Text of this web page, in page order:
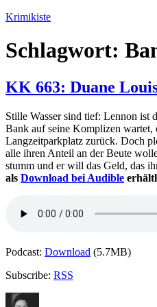
Zum
springen
Krimikiste
Schlagwort:
KK 663: Duane
Stille Wasser sind tief: Lennon ist
Bank auf seine Komplizen wartet,
Langzeitparkplatz zurück. Doch
alle ihren Anteil an der Beute
stumm und er will das Geld, das
als Download bei Audible
Podcast: Download (5.7MB)
Subscribe: RSS